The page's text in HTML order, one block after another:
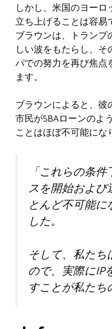
しかし、米国のヨー
立ち上げることは容易
ブラウンは、トラン
しい波をもたらし、
パでの努力を再び焦
ます。
ブラウンによると、
市民がSBAローンのよ
ことはほぼ不可能にな
「これらの条
スを開始およ
とんど不可能
した。
そして、私た
ので、実際にIP
すことが私たち